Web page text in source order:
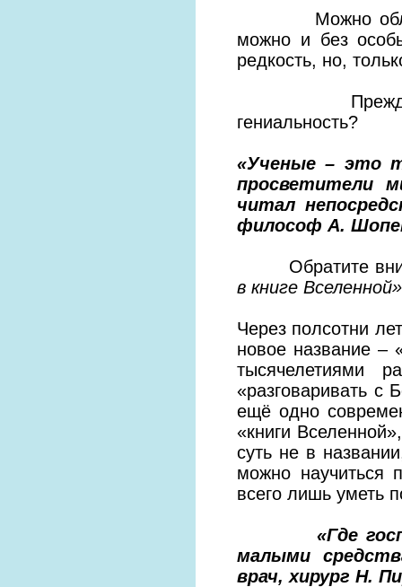
Можно
можно и без
редкость, но,
Прежде
гениальность?
«Ученые – это
просветители
читал
философ А.
Обратите
в книге
Через полсотни
новое название –
«разговаривать с
ещё одно
«книги
суть не в
можно научиться
всего лишь уметь
«Где
малыми
врач, хирург Н.